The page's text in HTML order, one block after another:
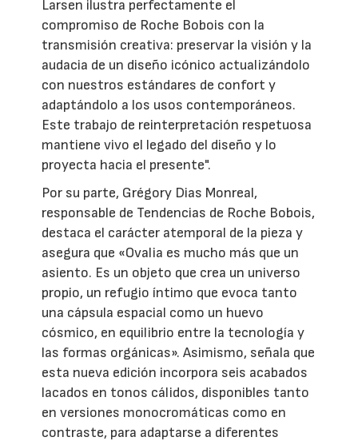
Larsen ilustra perfectamente el
compromiso de Roche Bobois con la
transmisión creativa: preservar la visión y la
audacia de un diseño icónico actualizándolo
con nuestros estándares de confort y
adaptándolo a los usos contemporáneos.
Este trabajo de reinterpretación respetuosa
mantiene vivo el legado del diseño y lo
proyecta hacia el presente".
Por su parte, Grégory Dias Monreal,
responsable de Tendencias de Roche Bobois,
destaca el carácter atemporal de la pieza y
asegura que «Ovalia es mucho más que un
asiento. Es un objeto que crea un universo
propio, un refugio íntimo que evoca tanto
una cápsula espacial como un huevo
cósmico, en equilibrio entre la tecnología y
las formas orgánicas». Asimismo, señala que
esta nueva edición incorpora seis acabados
lacados en tonos cálidos, disponibles tanto
en versiones monocromáticas como en
contraste, para adaptarse a diferentes